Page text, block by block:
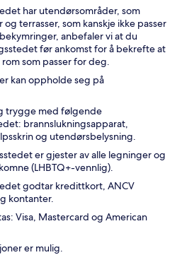
har utendørsområder, som
terrasser, som kanskje ikke passer
anbefaler vi at du
før ankomst for å bekrefte at
som passer for deg.
kan oppholde seg på
trygge med følgende
brannslukningsapparat,
og utendørsbelysning.
er gjester av alle legninger og
(LHBTQ+-vennlig).
godtar kredittkort, ANCV
kontanter.
Visa, Mastercard og American
er mulig.